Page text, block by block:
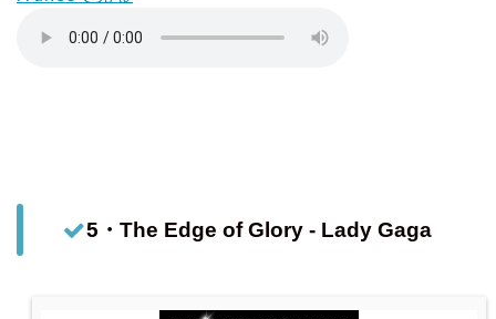
5・The Edge of Glory - Lady Gaga